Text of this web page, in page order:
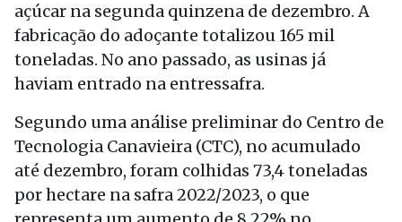
açúcar na segunda quinzena de dezembro. A
fabricação do adoçante totalizou 165 mil
toneladas. No ano passado, as usinas já
haviam entrado na entressafra.
Segundo uma análise preliminar do Centro de
Tecnologia Canavieira (CTC), no acumulado
até dezembro, foram colhidas 73,4 toneladas
por hectare na safra 2022/2023, o que